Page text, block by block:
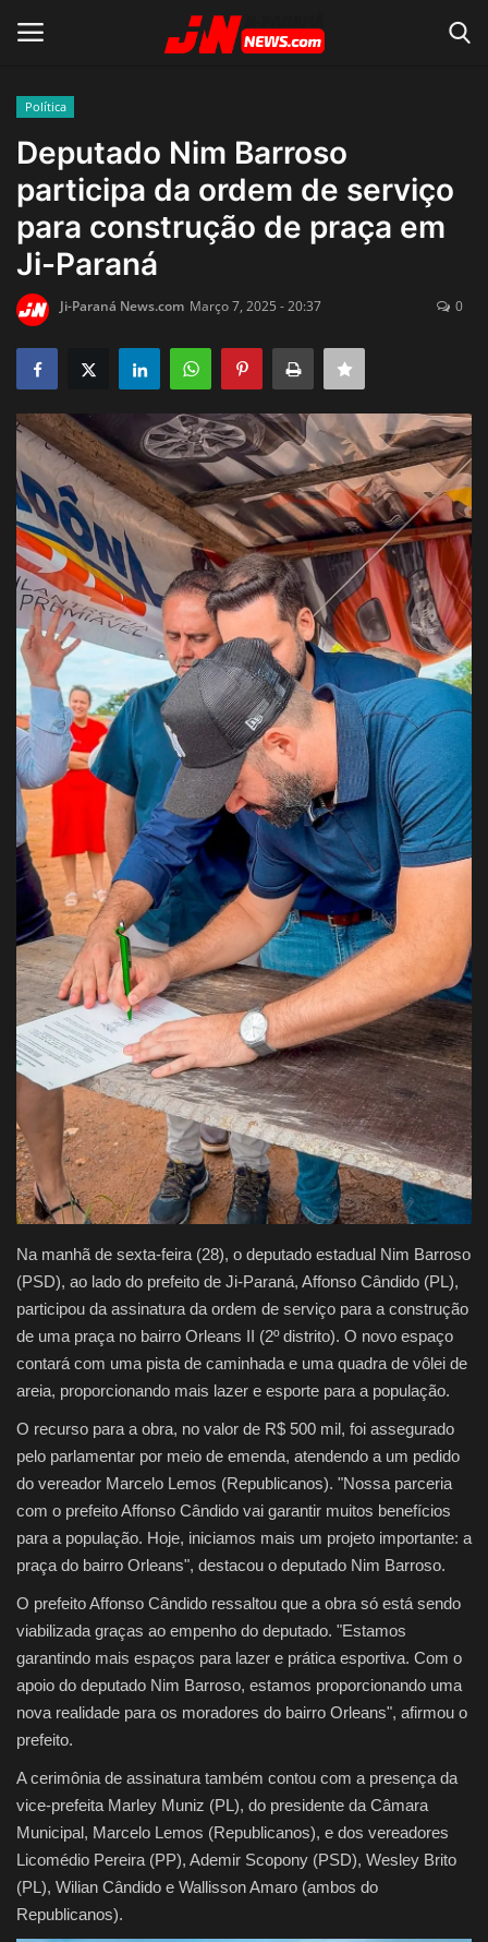
Home
Contato
Acidente
Notícias do Mundo
Polícia
Política
Justiça
Brasil
Educação
Galeria
Saúde
Política
Deputado Nim Barroso
participa da ordem de serviço
para construção de praça em
Ji-Paraná
Ji-Paraná News.com Março 7, 2025 - 20:37 0
Na manhã de sexta-feira (28), o deputado estadual Nim Barroso
(PSD), ao lado do prefeito de Ji-Paraná, Affonso Cândido (PL),
participou da assinatura da ordem de serviço para a construção
de uma praça no bairro Orleans II (2º distrito). O novo espaço
contará com uma pista de caminhada e uma quadra de vôlei de
areia, proporcionando mais lazer e esporte para a população.
O recurso para a obra, no valor de R$ 500 mil, foi assegurado
pelo parlamentar por meio de emenda, atendendo a um pedido
do vereador Marcelo Lemos (Republicanos). "Nossa parceria
com o prefeito Affonso Cândido vai garantir muitos benefícios
para a população. Hoje, iniciamos mais um projeto importante: a
praça do bairro Orleans", destacou o deputado Nim Barroso.
O prefeito Affonso Cândido ressaltou que a obra só está sendo
viabilizada graças ao empenho do deputado. "Estamos
garantindo mais espaços para lazer e prática esportiva. Com o
apoio do deputado Nim Barroso, estamos proporcionando uma
nova realidade para os moradores do bairro Orleans", afirmou o
prefeito.
A cerimônia de assinatura também contou com a presença da
vice-prefeita Marley Muniz (PL), do presidente da Câmara
Municipal, Marcelo Lemos (Republicanos), e dos vereadores
Licomédio Pereira (PP), Ademir Scopony (PSD), Wesley Brito
(PL), Wilian Cândido e Wallisson Amaro (ambos do
Republicanos).